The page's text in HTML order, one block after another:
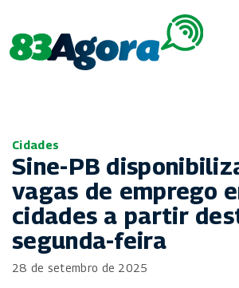
Cidades
Sine-PB
vagas de emprego
cidades a partir
segunda-feira
28 de setembro de 2025